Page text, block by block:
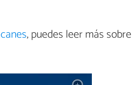
, puedes leer más sobre